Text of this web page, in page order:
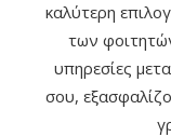
καλύτερη
των
υπηρεσίες
σου,